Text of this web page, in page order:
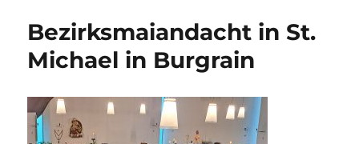
Bezirksmaiandacht in St.
Michael in Burgrain